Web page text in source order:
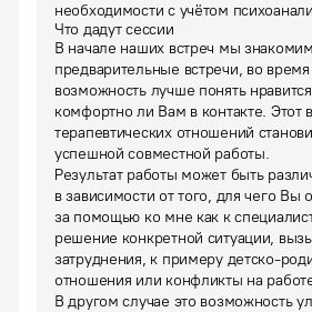
необходимости с учётом
Что дадут сессии
В начале наших встреч мы
предварительные встречи, во
возможность лучше понять
комфортно ли Вам в контакте. Этот
терапевтических отношений
успешной совместной работы.
Результат работы может быть
в зависимости от того, для чего Вы
за помощью ко мне как к
решение конкретной ситуации,
затруднения, к примеру детско-
отношения или конфликты на
В другом случае это возможность